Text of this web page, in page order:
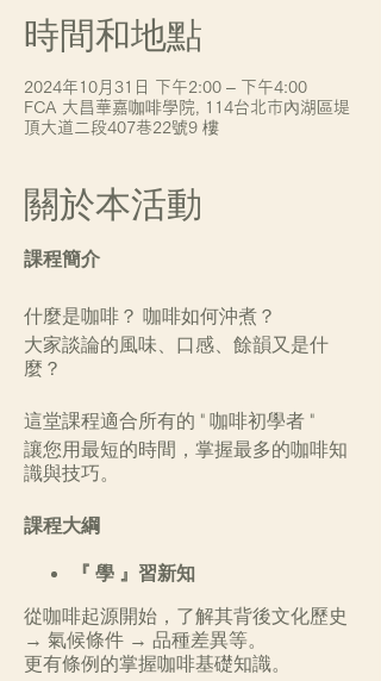
時間和地點
2024年10月31日 下午2:00 – 下午4:00
FCA 大昌華嘉咖啡學院, 114台北市內湖區堤
頂大道二段407巷22號9 樓
關於本活動
課程簡介
什麼是咖啡？ 咖啡如何沖煮？
大家談論的風味、口感、餘韻又是什
麼？
這堂課程適合所有的 " 咖啡初學者 "
讓您用最短的時間，掌握最多的咖啡知
識與技巧。
課程大綱
『 學 』習新知
從咖啡起源開始，了解其背後文化歷史
→ 氣候條件 → 品種差異等。
更有條例的掌握咖啡基礎知識。